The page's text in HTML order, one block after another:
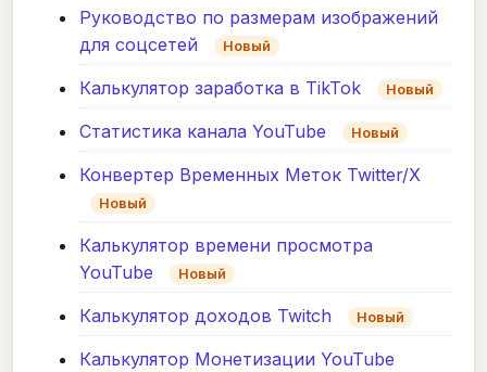
Руководство по размерам изображений
для соцсетей
Новый
Калькулятор заработка в TikTok Новый
Статистика канала YouTube Новый
Конвертер Временных Меток Twitter/X
Новый
Калькулятор времени просмотра
YouTube
Новый
Калькулятор доходов Twitch Новый
Калькулятор Монетизации YouTube